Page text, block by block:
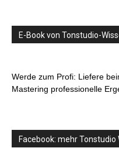
E-Book von Tonstudio-
Werde zum Profi: Liefere
Mastering professionelle
Facebook: mehr Tonstudio